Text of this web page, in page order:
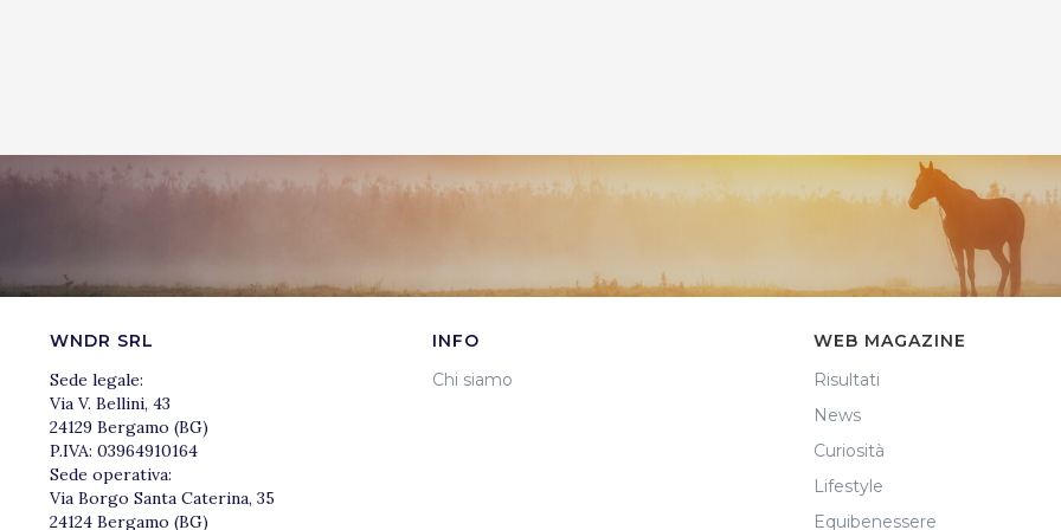
WNDR SRL
Sede legale:
Via V. Bellini, 43
24129 Bergamo (BG)
P.IVA: 03964910164
Sede operativa:
Via Borgo Santa Caterina, 35
24124 Bergamo (BG)
INFO
Chi siamo
WEB MAGAZINE
Risultati
News
Curiosità
Lifestyle
Equibenessere